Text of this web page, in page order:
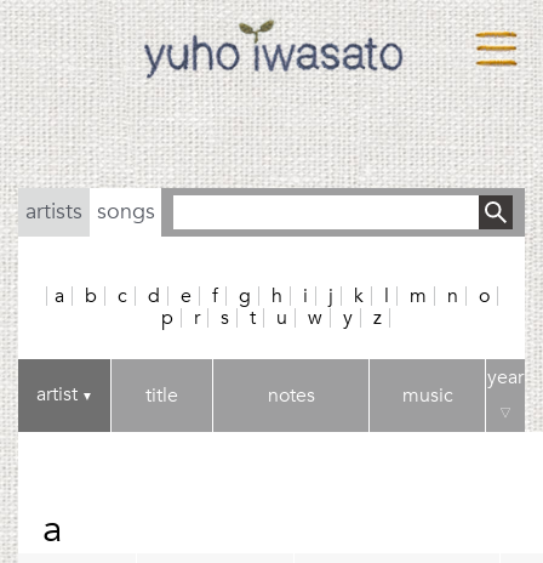
artists songs
a b c d e f g h i j k l m n
o
p
r s t u w y z
artist▼ title notes music
year
▽
a